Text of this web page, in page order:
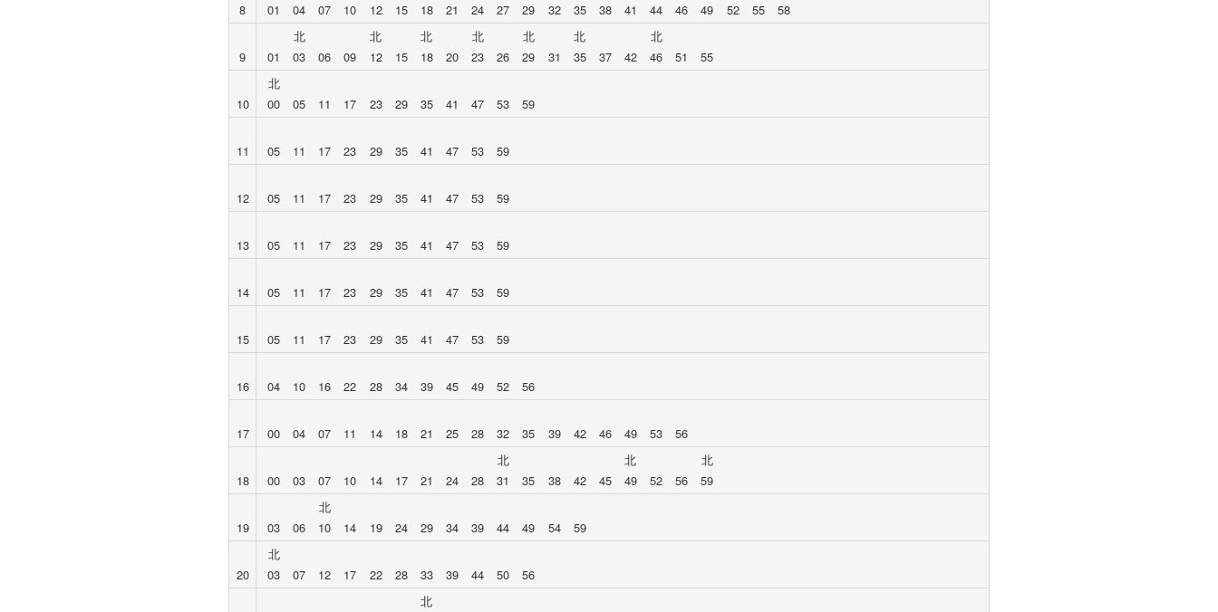
8 01 04 07 10 12 15 18 21 24 27 29 32 35 38 41 44 46 49 52
55
58
9 01
北
03
06 09
北
12
15
北
18
20
北
23
26
北
29
31
北
35
37 42
北
46
51 55
10
北
00
05 11 17 23 29 35 41 47 53 59
11 05 11 17 23 29 35 41 47 53 59
12 05 11 17 23 29 35 41 47 53 59
13 05 11 17 23 29 35 41 47 53 59
14 05 11 17 23 29 35 41 47 53 59
15 05 11 17 23 29 35 41 47 53 59
16 04 10 16 22 28 34 39 45 49 52 56
17 00 04 07 11 14 18 21 25 28 32 35 39 42 46 49 53 56
18 00 03 07 10 14 17 21 24 28
北
31
35 38 42 45
北
49
52 56
北
59
19 03 06
北
10
14 19 24 29 34 39 44 49 54 59
20
北
03
07 12 17 22 28 33 39 44 50 56
北